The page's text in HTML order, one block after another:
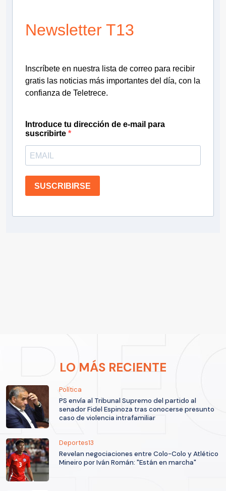
Newsletter T13
Inscríbete en nuestra lista de correo para recibir
gratis las noticias más importantes del día, con la
confianza de Teletrece.
Introduce tu dirección de e-mail para
suscribirte
SUSCRIBIRSE
LO MÁS RECIENTE
Política
PS envía al Tribunal Supremo del partido al
senador Fidel Espinoza tras conocerse presunto
caso de violencia intrafamiliar
Deportes13
Revelan negociaciones entre Colo-Colo y Atlético
Mineiro por Iván Román: "Están en marcha"